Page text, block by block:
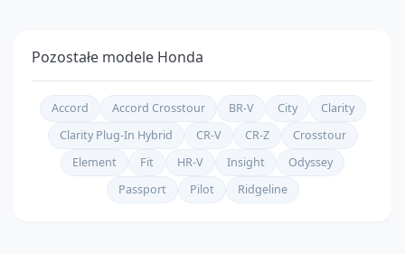
Pozostałe modele Honda
Accord Accord Crosstour BR-V City
Clarity
Clarity Plug-In Hybrid
CR-V CR-Z
Crosstour
Element
Fit HR-V Insight
Odyssey
Passport
Pilot Ridgeline